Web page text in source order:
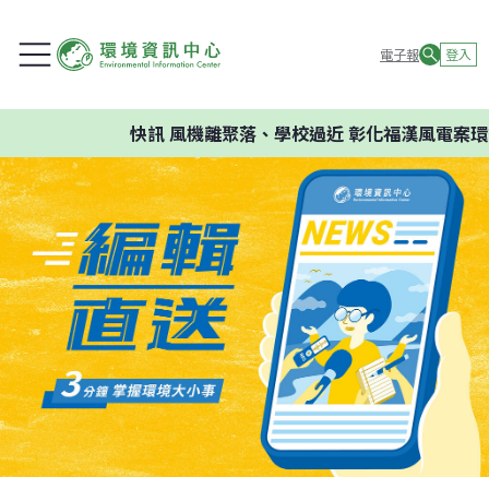
電子報 登入
快訊風機離聚落、學校過近 彰化福漢風電案環